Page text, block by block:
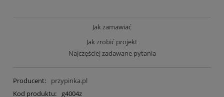
Jak zamawiać
Jak zrobić projekt
Najczęściej zadawane pytania
Producent:
przypinka.pl
Kod produktu:
g4004z